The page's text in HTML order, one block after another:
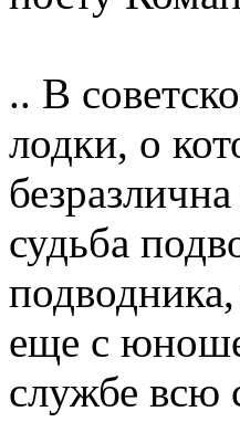
.. В
лодки, о
судьба
еще с
службе всю